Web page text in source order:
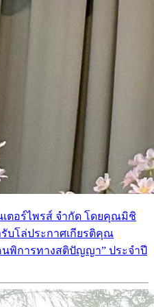
เตอร์ไพรส์ จำกัด โดยคุณมิชิ
รับโล่ประกาศเกียรติคุณ
นพิการทางสติปัญญา” ประจำปี